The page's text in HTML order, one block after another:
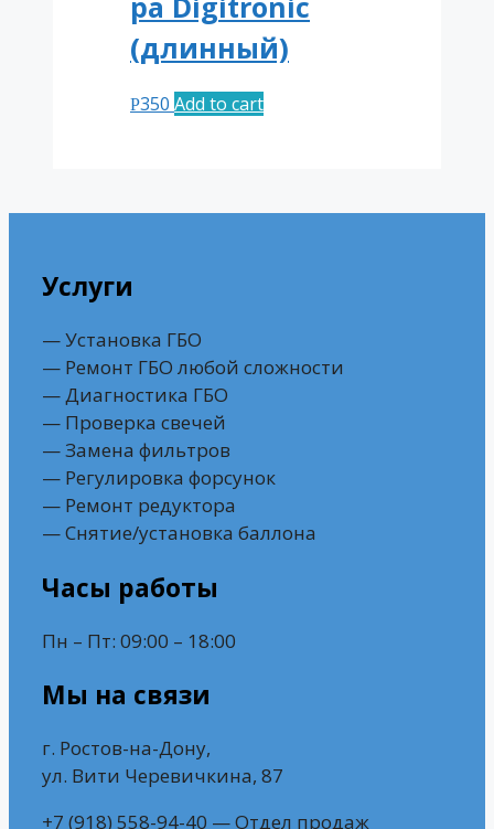
(длинный)
Р350 Add to cart
Услуги
— Установка ГБО
— Ремонт ГБО любой сложности
— Диагностика ГБО
— Проверка свечей
— Замена фильтров
— Регулировка форсунок
— Ремонт редуктора
— Снятие/установка баллона
Часы работы
Пн – Пт: 09:00 – 18:00
Мы на связи
г. Ростов-на-Дону,
ул. Вити Черевичкина, 87
+7 (918) 558-94-40 — Отдел продаж